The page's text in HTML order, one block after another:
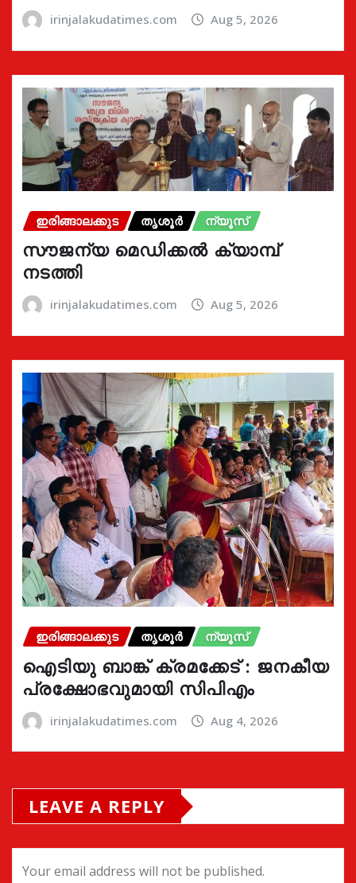
irinjalakudatimes.com Aug 5, 2026
ഇരിങ്ങാലക്കുട തൃശൂർ ന്യൂസ്
സൗജന്യ മെഡിക്കൽ ക്യാമ്പ്
നടത്തി
irinjalakudatimes.com Aug 5, 2026
ഇരിങ്ങാലക്കുട തൃശൂർ ന്യൂസ്
ഐടിയു ബാങ്ക് ക്രമക്കേട് : ജനകീയ
പ്രക്ഷോഭവുമായി സിപിഎം
irinjalakudatimes.com Aug 4, 2026
LEAVE A REPLY
Your email address will not be published.